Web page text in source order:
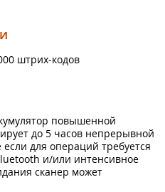
штрих-кодов
повышенной
до 5 часов непрерывной
для операций требуется
и/или интенсивное
сканер может